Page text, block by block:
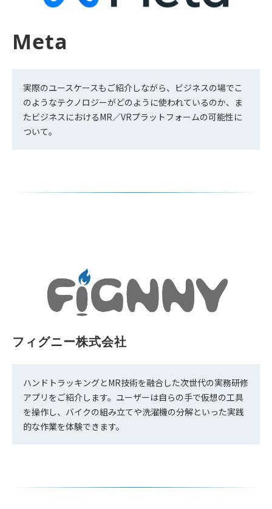
Meta
実際のユースケースもご紹介しながら、ビジネスの場でこ
のようなテクノロジーがどのように使われているのか、ま
たビジネスにおけるMR／VRプラットフォームの可能性に
ついて。
フィグニー株式会社
ハンドトラッキングとMR技術を融合した次世代の実務研修
アプリをご紹介します。ユーザーは自らの手で仮想の工具
を操作し、バイクの組み立てや洗濯機の分解といった実践
的な作業を体験できます。